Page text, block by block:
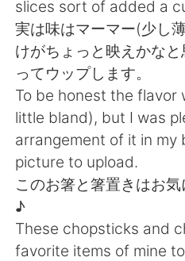
Deutsch 日本語
한국어
ไทย
Italiano
Tiếng Việt
slices sort of added a
実は味はマーマー(少し
けがちょっと映えかな
ってウップします。
To be honest the flavor
little bland), but I was
arrangement of it in my
picture to upload.
このお箸と箸置きはお
♪
These chopsticks and
favorite items of mine